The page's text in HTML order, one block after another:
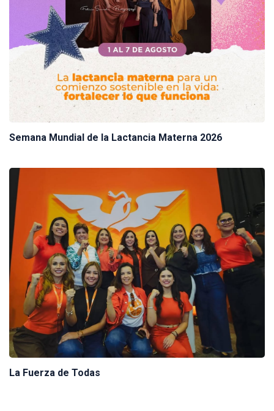
Semana Mundial de la Lactancia Materna 2026
La Fuerza de Todas